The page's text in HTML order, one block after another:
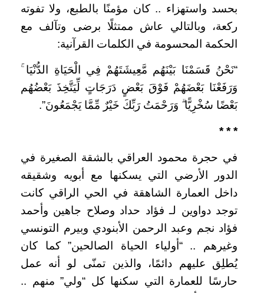
بحسد واستهزاء .. كان مؤمنًا بالطبع، ولا تفوته
ركعة، وبالتالي عاش ممتثلًا برضى وتآلف مع
الحكمة المحسومة في الكلمات القرآنية:
“نَحْنُ قَسَمْنَا بَيْنَهُم مَّعِيشَتَهُمْ فِي الْحَيَاةِ الدُّنْيَا ۚ
وَرَفَعْنَا بَعْضَهُمْ فَوْقَ بَعْضٍ دَرَجَاتٍ لِّيَتَّخِذَ بَعْضُهُم
بَعْضًا سُخْرِيًّا ۗ وَرَحْمَتُ رَبِّكَ خَيْرٌ مِّمَّا يَجْمَعُونَ”.
* * *
في حجرة محمود العراقي بالشقة الصغيرة في
الدور الأرضي التي يسكنها مع أبويه وشقيقه
داخل العمارة الشاهقة في الحي الراقي كانت
توجد دواوين لـ فؤاد حداد وصلاح جاهين وأحمد
فؤاد نجم وعبد الرحمن الأبنودي وبيرم التونسي
وغيرهم .. “أولياء الحياة الصالحين” كما كان
يُطلِق عليهم دائمًا، والذين تمنّى لو أنه عمل
حارسًا للعمارة التي سكنها كل “ولي” منهم ..